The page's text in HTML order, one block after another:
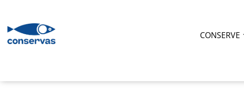
CONSERVE
FRUCTE DE MARE + ALȚI PEȘTI
CONSERVE